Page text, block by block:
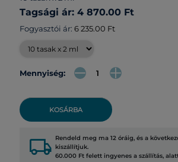
Tagsági ár: 4 870.00 Ft
Fogyasztói ár: 6 235.00 Ft
Mennyiség:
KOSÁRBA
local_shipping Rendeld meg ma 12 óráig, és a
kiszállítjuk.
60.000 Ft felett ingyenes a szállítás,